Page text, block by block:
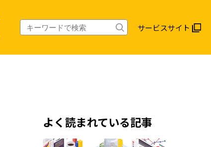
サービスサイト
よく読まれている記事